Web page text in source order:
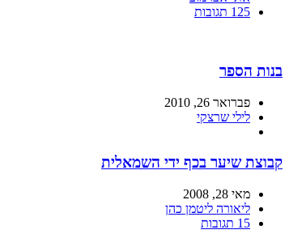
125 תגובות
בנות הספר
פברואר 26, 2010
לילי שרצקי
קבוצת שיער בכף ידי השמאלית
מאי 28, 2008
ליאורה ליטמן כהן
15 תגובות